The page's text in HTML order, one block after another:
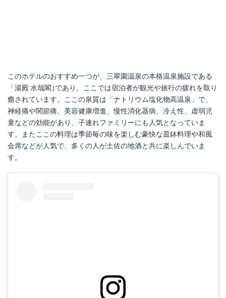
このホテルのおすすめ一つが、三翠園温泉の本格温泉施設である
「湯殿 水哉閣｣であり、ここでは宿泊者が観光や旅行の疲れを取り
癒されています。ここの泉質は「ナトリウム塩化物高温泉」で、
神経痛や関節痛、美容健康増進、慢性消化器病、冷え性、虚弱児
童などの効能があり、子連れファミリーにも人気となっていま
す。またここの料理は季節毎の味を楽しむ豪快な皿鉢料理や和風
会席などが人気で、多くの人が土佐の地酒と共に楽しんでいま
す。